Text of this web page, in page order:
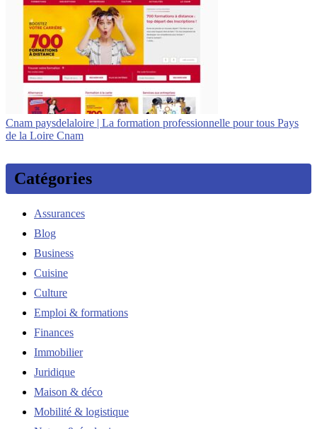
Cnam paysdelaloi­re | La formation profes­sionnel­le pour tous Pays
de la Loire Cnam
Catégories
Assurances
Blog
Business
Cuisine
Culture
Emploi & formations
Finances
Immobilier
Juridique
Maison & déco
Mobilité & logistique